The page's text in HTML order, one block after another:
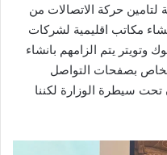
لتامين حركة الاتصالات من
مكاتب اقليمية لشركات
وتويتر يتم الزامهم بانشاء
بصفحات التواصل
تحت سيطرة الوزارة لكننا